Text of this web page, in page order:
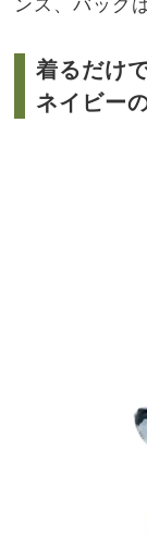
着るだけ
ネイビー